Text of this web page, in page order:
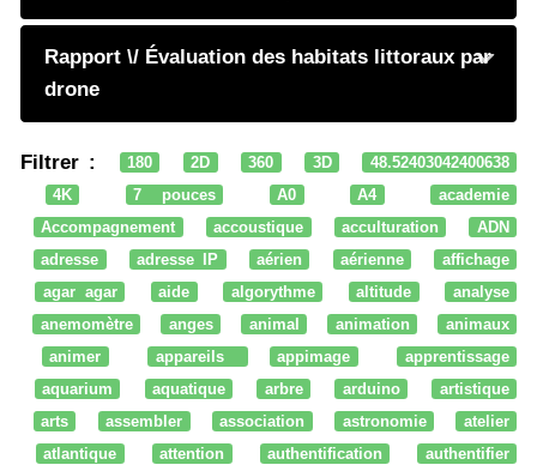
Rapport \/ Évaluation des habitats littoraux par
drone
Filtrer : 180 2D 360 3D
48.52403042400638
4K
7 pouces A0 A4
academie
Accompagnement
accoustique acculturation
ADN
adresse
adresse IP aérien aérienne
affichage
agar agar
aide algorythme altitude
analyse
anemomètre
anges animal animation
animaux
animer
appareils appimage
apprentissage
aquarium
aquatique arbre arduino
artistique
arts
assembler association astronomie
atelier
atlantique
attention authentification
authentifier